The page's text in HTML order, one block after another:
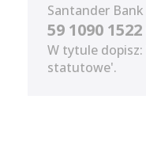
Santander Bank
59 1090
W tytule
statutowe'.